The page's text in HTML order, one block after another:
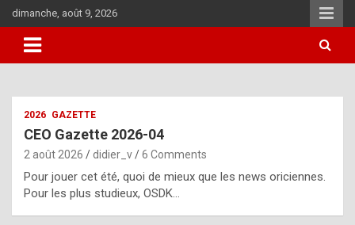
Skip
to
content
dimanche, août 9, 2026
i
u
2026 GAZETTE
CEO Gazette 2026-04
2 août 2026 didier_v 6 Comments
Pour jouer cet été, quoi de mieux que les news oriciennes.
Pour les plus studieux, OSDK…